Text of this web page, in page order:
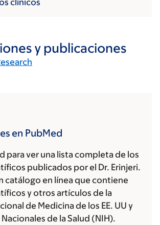
clínicos
y publicaciones
en PubMed
para ver una lista completa de los
publicados por el Dr. Erinjeri.
catálogo en línea que contiene
y otros artículos de la
de Medicina de los EE. UU y
de la Salud (NIH).